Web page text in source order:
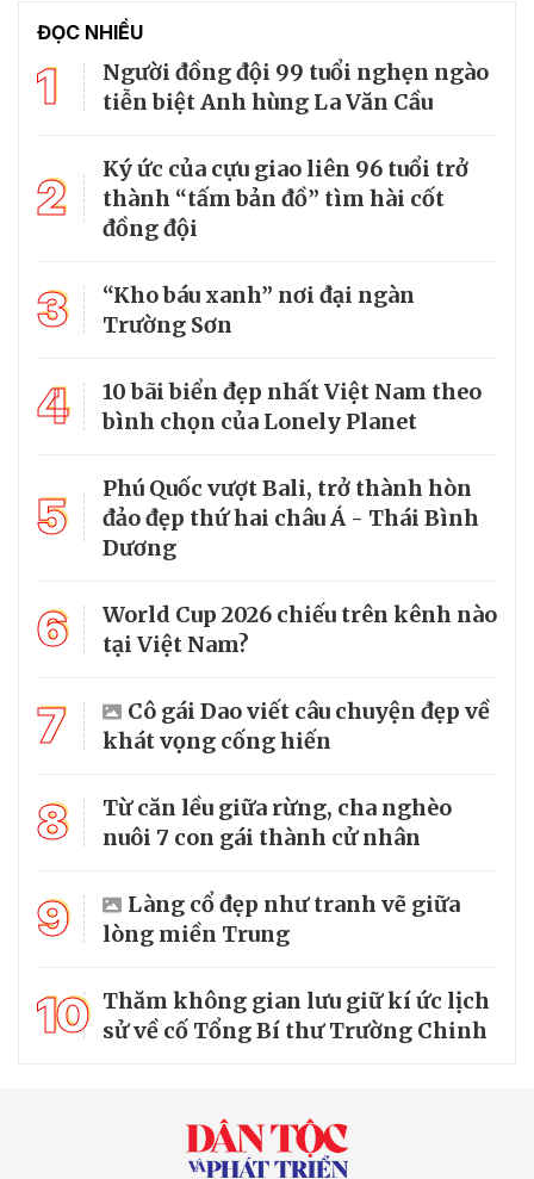
ĐỌC NHIỀU
1
Người đồng đội 99 tuổi nghẹn ngào
tiễn biệt Anh hùng La Văn Cầu
2
Ký ức của cựu giao liên 96 tuổi trở
thành “tấm bản đồ” tìm hài cốt
đồng đội
3
“Kho báu xanh” nơi đại ngàn
Trường Sơn
4
10 bãi biển đẹp nhất Việt Nam theo
bình chọn của Lonely Planet
5
Phú Quốc vượt Bali, trở thành hòn
đảo đẹp thứ hai châu Á - Thái Bình
Dương
6
World Cup 2026 chiếu trên kênh nào
tại Việt Nam?
7
Cô gái Dao viết câu chuyện đẹp về
khát vọng cống hiến
8
Từ căn lều giữa rừng, cha nghèo
nuôi 7 con gái thành cử nhân
9
Làng cổ đẹp như tranh vẽ giữa
lòng miền Trung
10 Thăm không gian lưu giữ kí ức lịch
sử về cố Tổng Bí thư Trường Chinh